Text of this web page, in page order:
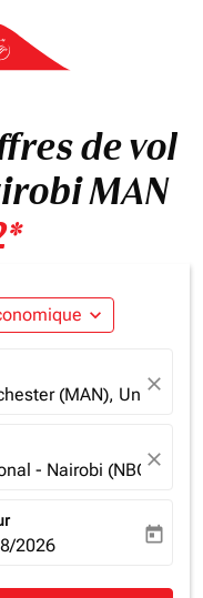
de vol
MAN
expand_more
(MAN), United
close
- Nairobi (NBO),
close
return-date-aria-
2026 today